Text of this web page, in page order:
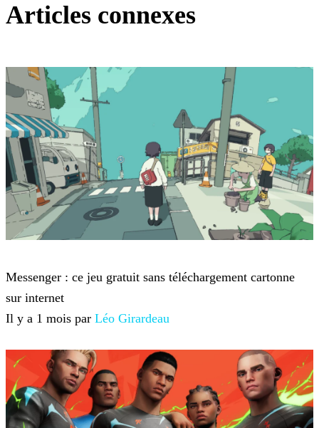
Articles connexes
Messenger : ce jeu gratuit sans téléchargement cartonne
sur internet
Il y a 1 mois par Léo Girardeau